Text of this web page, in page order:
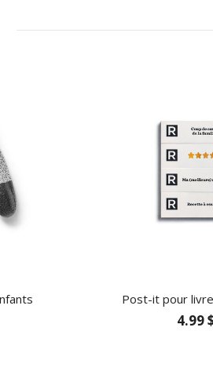
Post-it pour
4.99